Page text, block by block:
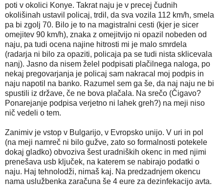
poti v okolici Konye. Takrat naju je v precej čudnih
okolišinah ustavil policaj, trdil, da sva vozila 112 km/h, smela
pa bi zgolj 70. Bilo je to na magistralni cesti (kjer je sicer
omejitev 90 km/h), znaka z omejitvijo ni opazil nobeden od
naju, pa tudi ocena najine hitrosti mi je malo smrdela
(radarja ni bilo za opaziti, policaja pa se tudi nista sklicevala
nanj). Jasno da nisem želel podpisati plačilnega naloga, po
nekaj pregovarjanja je policaj sam nakracal moj podpis in
naju napotil na banko. Razumel sem ga še, da naj naju ne bi
spustili iz države, če ne bova plačala. Na srečo (Čigavo?
Ponarejanje podpisa verjetno ni lahek greh?) na meji niso
nič vedeli o tem.
Zanimiv je vstop v Bulgarijo, v Evropsko unijo. V uri in pol
(na meji namreč ni bilo gužve, zato so formalnosti potekele
dokaj gladko) obvoziva šest uradniških okenc in med njimi
prenešava usb ključek, na katerem se nabirajo podatki o
naju. Haj tehnolodži, nimaš kaj. Na predzadnjem okencu
nama uslužbenka zaračuna še 4 eure za dezinfekacijo avta.